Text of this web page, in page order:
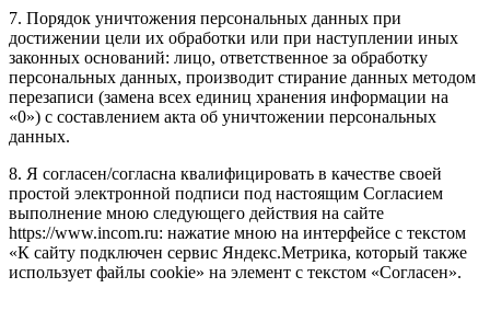
7. Порядок уничтожения персональных данных при
достижении цели их обработки или при наступлении иных
законных оснований: лицо, ответственное за обработку
персональных данных, производит стирание данных методом
перезаписи (замена всех единиц хранения информации на
«0») с составлением акта об уничтожении персональных
данных.
8. Я согласен/согласна квалифицировать в качестве своей
простой электронной подписи под настоящим Согласием
выполнение мною следующего действия на сайте
https://www.incom.ru: нажатие мною на интерфейсе с текстом
«К сайту подключен сервис Яндекс.Метрика, который также
использует файлы cookie» на элемент с текстом «Согласен».